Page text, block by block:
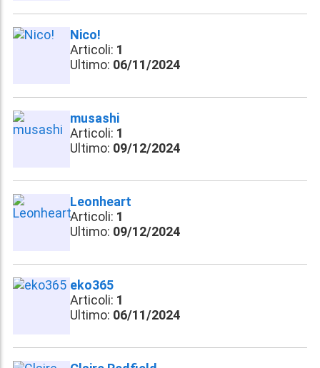
Nico!
Articoli: 1
Ultimo: 06/11/2024
musashi
Articoli: 1
Ultimo: 09/12/2024
Leonheart
Articoli: 1
Ultimo: 09/12/2024
eko365
Articoli: 1
Ultimo: 06/11/2024